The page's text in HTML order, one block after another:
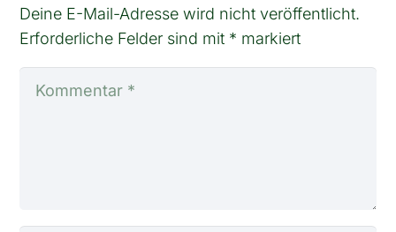
Deine E-Mail-Adresse wird nicht veröffentlicht.
Erforderliche Felder sind mit * markiert